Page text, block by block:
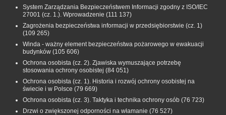
System Zarządzania Bezpieczeństwem Informacji zgodny z ISO/IEC
27001 (cz. 1.). Wprowadzenie (111 137)
Zagrożenia bezpieczeństwa informacji w przedsiębiorstwie (cz. 1)
(109 265)
Winda - ważny element bezpieczeństwa pożarowego w ewakuacji
budynków (105 606)
Ochrona osobista (cz. 2). Zjawiska wymuszające potrzebę
stosowania ochrony osobistej (84 051)
Ochrona osobista (cz. 1). Historia i rozwój ochrony osobistej na
świecie i w Polsce (79 669)
Ochrona osobista (cz. 3). Taktyka i technika ochrony osób (76 723)
Drzwi o zwiększonej odporności na włamanie (76 527)